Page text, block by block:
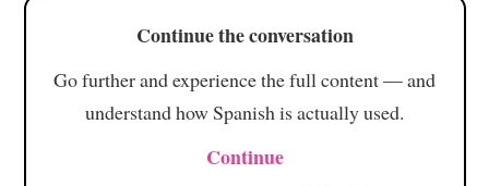
Continue the conversation
Go further and experience the full content — and
understand how Spanish is actually used.
Continue